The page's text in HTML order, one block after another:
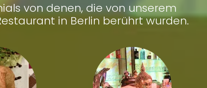
von denen, die von unserem
in Berlin berührt wurden.